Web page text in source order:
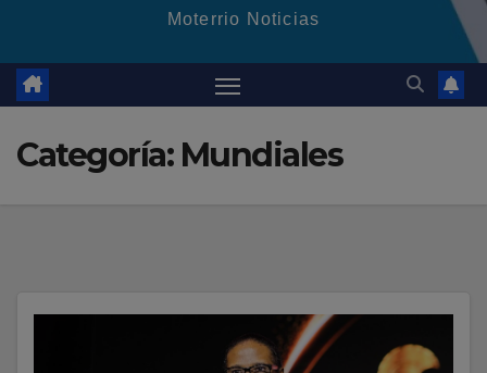
Moterrio Noticias
Categoría: Mundiales